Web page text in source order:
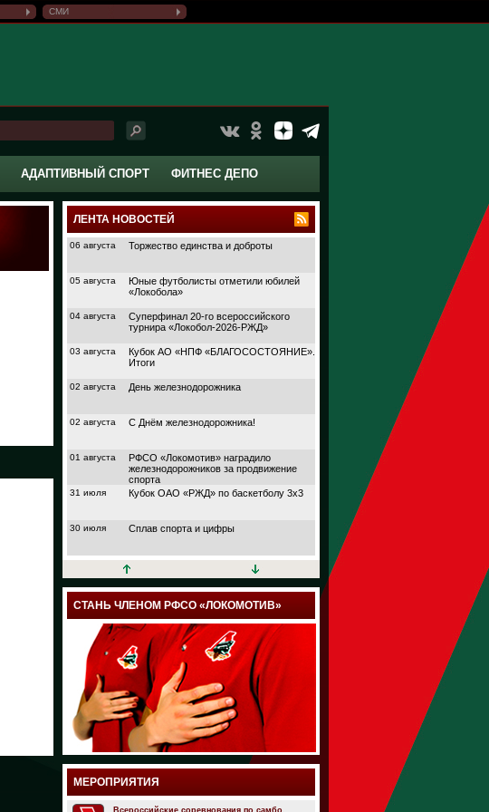
СМИ
АДАПТИВНЫЙ СПОРТ ФИТНЕС ДЕПО
ЛЕНТА НОВОСТЕЙ
06 августа Торжество единства и доброты
05 августа
Юные футболисты отметили юбилей
«Локобола»
04 августа
Суперфинал 20-го всероссийского
турнира «Локобол-2026-РЖД»
03 августа
Кубок АО «НПФ «БЛАГОСОСТОЯНИЕ».
Итоги
02 августа День железнодорожника
02 августа С Днём железнодорожника!
01 августа
РФСО «Локомотив» наградило
железнодорожников за продвижение
спорта
31 июля Кубок ОАО «РЖД» по баскетболу 3х3
30 июля Сплав спорта и цифры
27 июля
Кубок АО «НПФ
Дорога в большой спорт
23 июля Поймали волну удачи
18 июля Папа, мама и я выходим на старт
17 июля Йога, плавание или теннис?
12 июля
Подведены итоги шестого сезона
проекта «Трансформация» от РФСО
«Локомотив»
Семейный спортивный фестиваль
здорового образа жизни «ЛокоЛето»
прошёл в Москве
СТАНЬ ЧЛЕНОМ РФСО «ЛОКОМОТИВ»
МЕРОПРИЯТИЯ
Всероссийские соревнования по самбо.